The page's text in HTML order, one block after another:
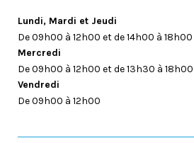
Lundi, Mardi et Jeudi
De 09h00 à 12h00 et de 14h00 à 18h00
Mercredi
De 09h00 à 12h00 et de 13h30 à 18h00
Vendredi
De 09h00 à 12h00